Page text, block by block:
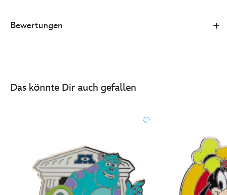
anstecknadel-
http://schema.org/InStock
Bewertungen
Das könnte Dir auch gefallen